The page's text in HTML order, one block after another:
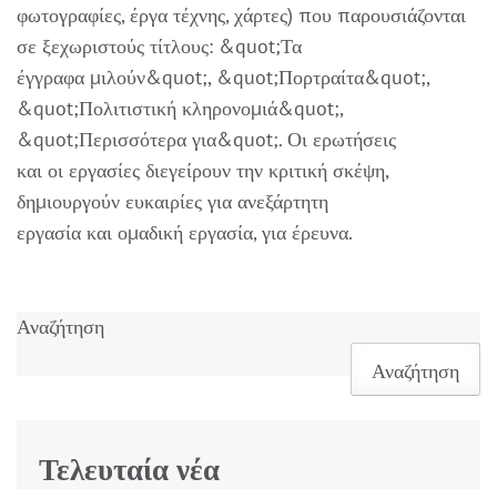
φωτογραφίες, έργα τέχνης, χάρτες) που παρουσιάζονται
σε ξεχωριστούς τίτλους: &quot;Τα
έγγραφα μιλούν&quot;, &quot;Πορτραίτα&quot;,
&quot;Πολιτιστική κληρονομιά&quot;,
&quot;Περισσότερα για&quot;. Οι ερωτήσεις
και οι εργασίες διεγείρουν την κριτική σκέψη,
δημιουργούν ευκαιρίες για ανεξάρτητη
εργασία και ομαδική εργασία, για έρευνα.
Αναζήτηση
Αναζήτηση
Τελευταία νέα